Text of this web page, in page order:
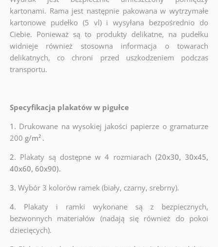
kartonami. Rama jest następnie pakowana w wytrzymałe
kartonowe pudełko (5 vl) i wysyłana bezpośrednio do
Ciebie. Ponieważ są to produkty delikatne, na pudełku
widnieje również stosowna informacja o towarach
delikatnych, co chroni przed uszkodzeniem podczas
transportu.
Specyfikacja plakatów w pigułce
1. Drukowane na wysokiej jakości papierze o gramaturze
200 g/m² .
2. Plakaty są dostępne w 4 rozmiarach (20x30, 30x45,
40x60, 60x90).
3. Wybór 3 kolorów ramek (biały, czarny, srebrny).
4. Plakaty i ramki wykonane są z bezpiecznych,
bezwonnych materiałów (nadają się również do pokoi
dziecięcych).